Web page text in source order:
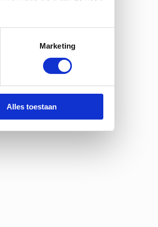
Marketing
Alles toestaan